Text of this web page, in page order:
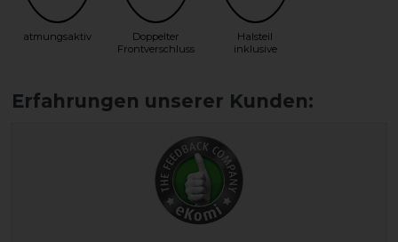
atmungsaktiv
Doppelter
Frontverschluss
Halsteil
inklusive